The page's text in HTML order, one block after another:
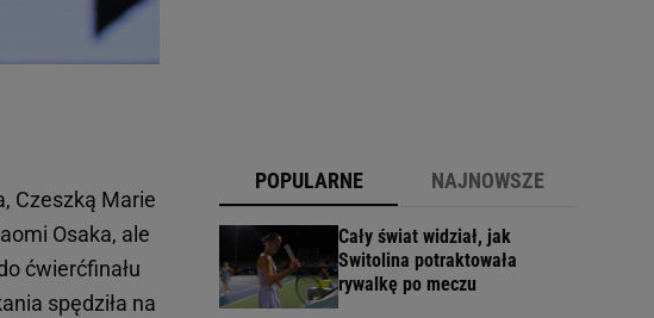
Czeszką Marie
Osaka, ale
ćwierćfinału
spędziła na
POPULARNE NAJNOWSZE
Cały świat widział, jak
Switolina potraktowała
rywalkę po meczu